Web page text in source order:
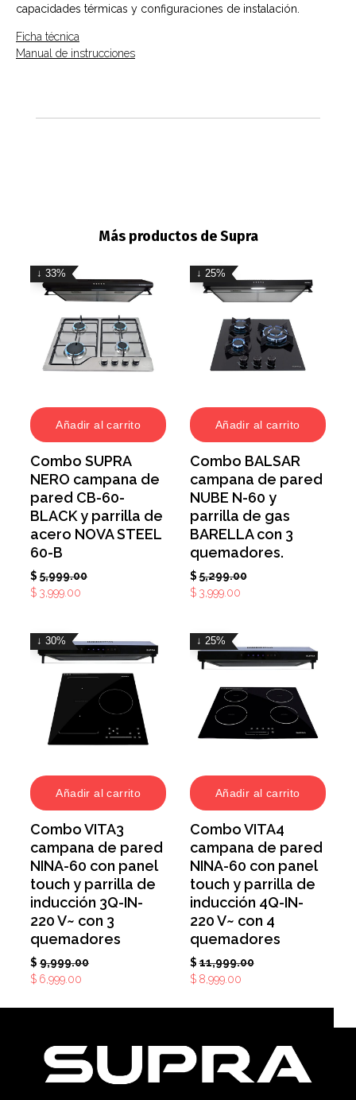
capacidades térmicas y configuraciones de instalación.
Ficha técnica
Manual de instrucciones
Más productos de Supra
↓ 33%
Añadir al carrito
Combo SUPRA
NERO campana de
pared CB-60-
BLACK y parrilla de
acero NOVA STEEL
60-B
$ 5,999.00
$ 3,999.00
↓ 25%
Añadir al carrito
Combo BALSAR
campana de pared
NUBE N-60 y
parrilla de gas
BARELLA con 3
quemadores.
$ 5,299.00
$ 3,999.00
↓ 30%
Añadir al carrito
Combo VITA3
campana de pared
NINA-60 con panel
touch y parrilla de
inducción 3Q-IN-
220 V~ con 3
quemadores
$ 9,999.00
$ 6,999.00
↓ 25%
Añadir al carrito
Combo VITA4
campana de pared
NINA-60 con panel
touch y parrilla de
inducción 4Q-IN-
220 V~ con 4
quemadores
$ 11,999.00
$ 8,999.00